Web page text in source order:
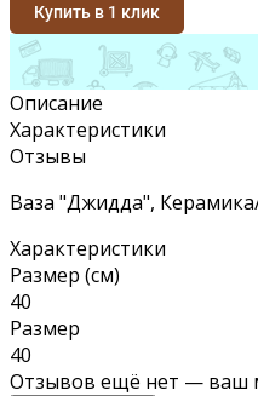
Купить в 1 клик
Описание
Характеристики
Отзывы
Ваза "Джидда",
Характеристики
Размер (см)
40
Размер
40
Отзывов ещё нет — ваш